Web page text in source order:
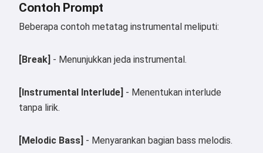
Contoh Prompt
Beberapa contoh metatag instrumental meliputi:
[Break] - Menunjukkan jeda instrumental.
[Instrumental Interlude] - Menentukan interlude
tanpa lirik.
[Melodic Bass] - Menyarankan bagian bass melodis.